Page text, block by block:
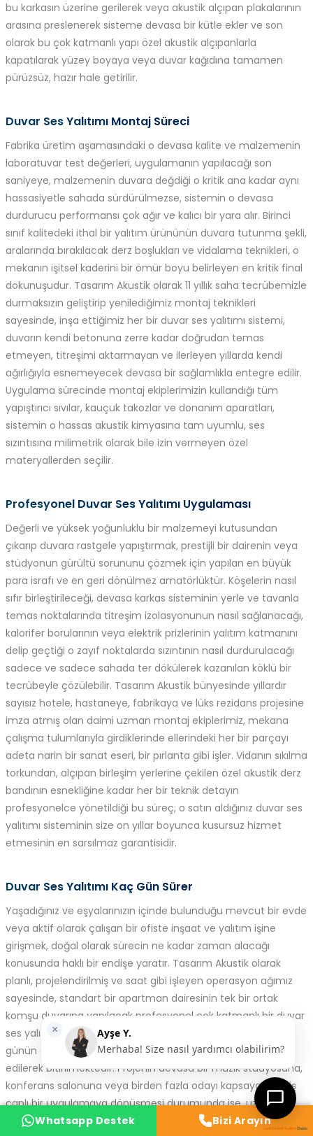
bu karkasın üzerine gerilerek veya akustik alçıpan plakalarının
arasına preslenerek sisteme devasa bir kütle ekler ve son
olarak bu çok katmanlı yapı özel akustik alçıpanlarla
kapatılarak yüzey boyaya veya duvar kağıdına tamamen
pürüzsüz, hazır hale getirilir.
Duvar Ses Yalıtımı Montaj Süreci
Fabrika üretim aşamasındaki o devasa kalite ve malzemenin
laboratuvar test değerleri, uygulamanın yapılacağı son
saniyeye, malzemenin duvara değdiği o kritik ana kadar aynı
hassasiyetle sahada sürdürülmezse, sistemin o devasa
durdurucu performansı çok ağır ve kalıcı bir yara alır. Birinci
sınıf kalitedeki ithal bir yalıtım ürününün duvara tutunma şekli,
aralarında bırakılacak derz boşlukları ve vidalama teknikleri, o
mekanın işitsel kaderini bir ömür boyu belirleyen en kritik final
dokunuşudur. Tasarım Akustik olarak 11 yıllık saha tecrübemizle
durmaksızın geliştirip yenilediğimiz montaj teknikleri
sayesinde, inşa ettiğimiz her bir duvar ses yalıtımı sistemi,
duvarın kendi betonuna zerre kadar doğrudan temas
etmeyen, titreşimi aktarmayan ve ilerleyen yıllarda kendi
ağırlığıyla esnemeyecek devasa bir sağlamlıkla entegre edilir.
Uygulama sürecinde montaj ekiplerimizin kullandığı tüm
yapıştırıcı sıvılar, kauçuk takozlar ve donanım aparatları,
sistemin o hassas akustik kimyasına tam uyumlu, ses
sızıntısına milimetrik olarak bile izin vermeyen özel
materyallerden seçilir.
Profesyonel Duvar Ses Yalıtımı Uygulaması
Değerli ve yüksek yoğunluklu bir malzemeyi kutusundan
çıkarıp duvara rastgele yapıştırmak, prestijli bir dairenin veya
stüdyonun gürültü sorununu çözmek için yapılan en büyük
para israfı ve en geri dönülmez amatörlüktür. Köşelerin nasıl
sıfır birleştirileceği, devasa karkas sisteminin yerle ve tavanla
temas noktalarında titreşim izolasyonunun nasıl sağlanacağı,
kalorifer borularının veya elektrik prizlerinin yalıtım katmanını
delip geçtiği o zayıf noktalarda sızıntının nasıl durdurulacağı
sadece ve sadece sahada ter dökülerek kazanılan köklü bir
tecrübeyle çözülebilir. Tasarım Akustik bünyesinde yıllardır
sayısız hotele, hastaneye, fabrikaya ve lüks rezidans projesine
imza atmış olan daimi uzman montaj ekiplerimiz, mekana
çalışma tulumlarıyla girdiklerinde ellerindeki her bir parçayı
adeta narin bir sanat eseri, bir pırlanta gibi işler. Vidanın sıkılma
torkundan, alçıpan birleşim yerlerine çekilen özel akustik derz
bandının esnekliğine kadar her bir teknik detayın
profesyonelce yönetildiği bu süreç, o satın aldığınız duvar ses
yalıtımı sisteminin size on yıllar boyunca kusursuz hizmet
etmesinin en sarsılmaz garantisidir.
Duvar Ses Yalıtımı Kaç Gün Sürer
Yaşadığınız ve eşyalarınızın içinde bulunduğu mevcut bir evde
veya aktif olarak çalışan bir ofiste inşaat ve yalıtım işine
girişmek, doğal olarak sürecin ne kadar zaman alacağı
konusunda haklı bir endişe yaratır. Tasarım Akustik olarak
planlı, projelendirilmiş ve saat gibi işleyen operasyon ağımız
sayesinde, standart bir apartman dairesinin tek bir ortak
komşu duvarına yapılacak profesyonel çok katmanlı bir duvar
ses yalıtımı işlemi genellikle sabah saatlerinde başlayıp aynı
günün akşamında boyaya hazır bir şekilde, tertemiz teslim
edilerek bitirilmektedir. Projenin devasa bir müzik stüdyosuna,
konferans salonuna veya birden fazla odayı kapsayan geniş
çaplı bir uygulamaya dönüşmesi durumunda ise, uzman
mühendislerimizin hazırladığı milimetrik iş planına sadık
Whatsapp Destek Bizi Arayın
Whatsapp Destek Bizi Arayın
Canlı Destek YazılımıChatio